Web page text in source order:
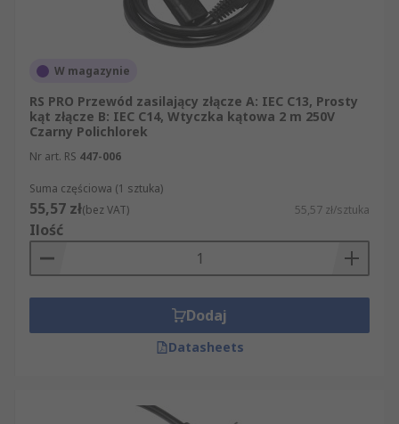
W magazynie
RS PRO Przewód zasilający złącze A: IEC C13, Prosty
kąt złącze B: IEC C14, Wtyczka kątowa 2 m 250V
Czarny Polichlorek
Nr art. RS 447-006
Suma częściowa (1 sztuka)
55,57 zł(bez VAT) 55,57 zł/sztuka
Ilość
Dodaj
Datasheets